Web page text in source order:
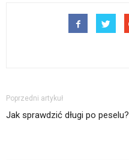
Poprzedni artykuł
Jak sprawdzić długi po peselu?